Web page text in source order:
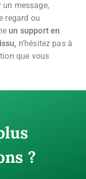
message,
regard ou
un support en
n’hésitez pas à
que vous
?